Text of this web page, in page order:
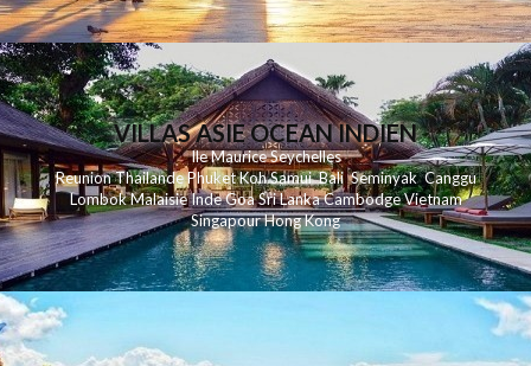
VILLAS ASIE OCEAN INDIEN
Ile MauriceSeychelles
ReunionThailandePhuketKohSamui Bali SeminyakCanggu
LombokMalaisieIndeGoaSri LankaCambodgeVietnam
SingapourHong Kong